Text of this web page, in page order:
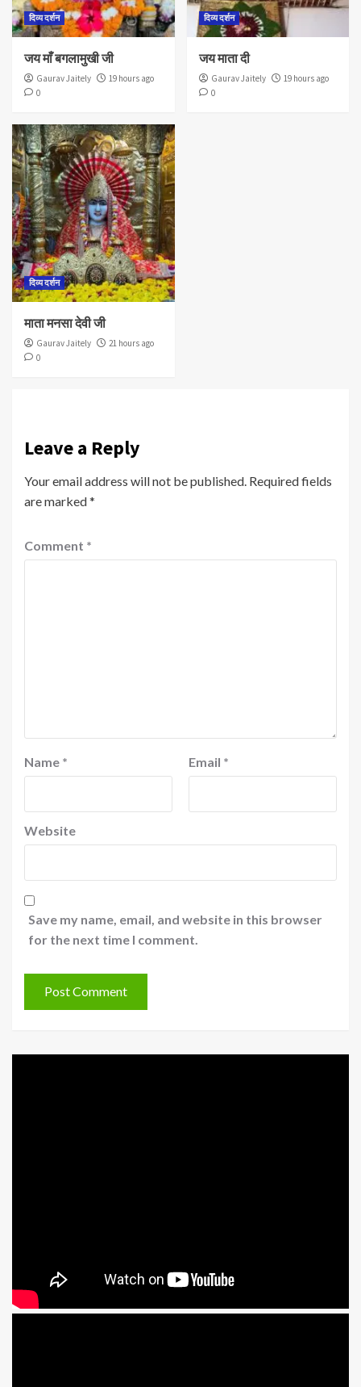
दिव्य दर्शन
जय माँ बगलामुखी जी
Gaurav Jaitely
19 hours ago
0
दिव्य दर्शन
जय माता दी
Gaurav Jaitely
19 hours ago
0
दिव्य दर्शन
माता मनसा देवी जी
Gaurav Jaitely
21 hours ago
0
Leave a Reply
Your email address will not be published. Required fields
are marked*
Comment *
Name * Email *
Website
Save my name, email, and website in this browser
for the next time I comment.